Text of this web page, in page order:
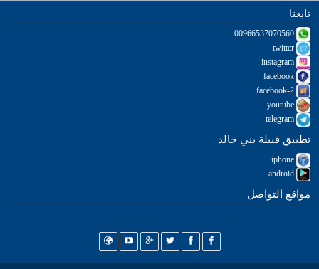
تابعنا
تطبيق قبيلة بني خالد
مواقع التواصل